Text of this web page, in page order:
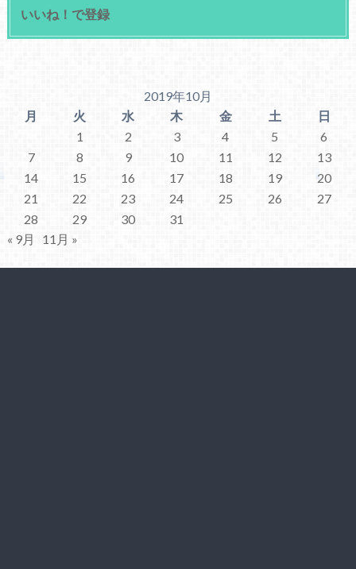
いいね！で登録
2019年10月
月
火 水 木 金 土
日
1
2 3 4 5
6
7
8 9 10 11 12
13
14
15 16 17 18 19
20
21
22 23 24 25 26
27
28
29 30
31
« 9月
11月 »